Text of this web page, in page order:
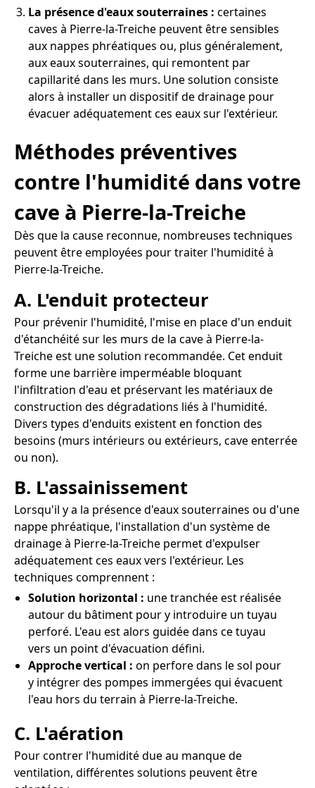
La présence d'eaux souterraines : certaines
caves à Pierre-la-Treiche peuvent être sensibles
aux nappes phréatiques ou, plus généralement,
aux eaux souterraines, qui remontent par
capillarité dans les murs. Une solution consiste
alors à installer un dispositif de drainage pour
évacuer adéquatement ces eaux sur l'extérieur.
Méthodes préventives
contre l'humidité dans votre
cave à Pierre-la-Treiche
Dès que la cause reconnue, nombreuses techniques
peuvent être employées pour traiter l'humidité à
Pierre-la-Treiche.
A. L'enduit protecteur
Pour prévenir l'humidité, l'mise en place d'un enduit
d'étanchéité sur les murs de la cave à Pierre-la-
Treiche est une solution recommandée. Cet enduit
forme une barrière imperméable bloquant
l'infiltration d'eau et préservant les matériaux de
construction des dégradations liés à l'humidité.
Divers types d'enduits existent en fonction des
besoins (murs intérieurs ou extérieurs, cave enterrée
ou non).
B. L'assainissement
Lorsqu'il y a la présence d'eaux souterraines ou d'une
nappe phréatique, l'installation d'un système de
drainage à Pierre-la-Treiche permet d'expulser
adéquatement ces eaux vers l'extérieur. Les
techniques comprennent :
Solution horizontal : une tranchée est réalisée
autour du bâtiment pour y introduire un tuyau
perforé. L'eau est alors guidée dans ce tuyau
vers un point d'évacuation défini.
Approche vertical : on perfore dans le sol pour
y intégrer des pompes immergées qui évacuent
l'eau hors du terrain à Pierre-la-Treiche.
C. L'aération
Pour contrer l'humidité due au manque de
ventilation, différentes solutions peuvent être